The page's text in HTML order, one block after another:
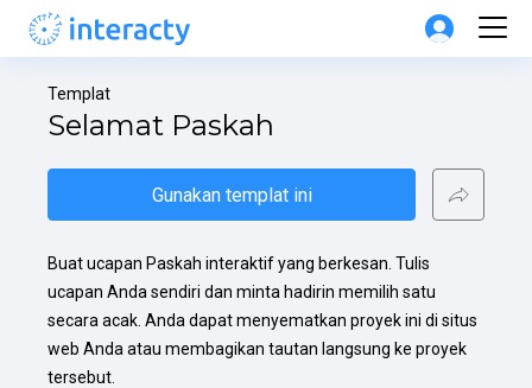
Templat
Selamat Paskah
Gunakan templat ini
Buat ucapan Paskah interaktif yang berkesan. Tulis
ucapan Anda sendiri dan minta hadirin memilih satu
secara acak. Anda dapat menyematkan proyek ini di situs
web Anda atau membagikan tautan langsung ke proyek
tersebut.